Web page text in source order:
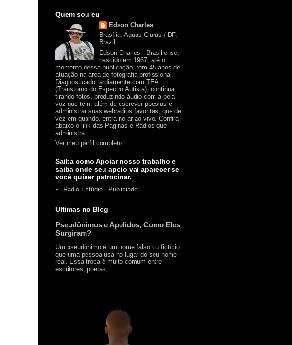
Quem sou eu
Edson Charles
Brasília, Aguas Claras / DF,
Brazil
Edson Charles - Brasiliense,
nascido em 1967; até o
momento dessa publicação, tem 45 anos de
atuação na área de fotografia profissional.
Diagnosticado tardiamente com TEA
(Transtorno do Espectro Autista), continua
tirando fotos, produzindo áudio com a bela
voz que tem, além de escrever poesias e
administrar suas webradios favoritas, que de
vez em quando, entra no ar ao vivo. Confira
abaixo o link das Paginas e Rádios que
administra.
Ver meu perfil completo
Saiba como Apoiar nosso trabalho e
saiba onde seu apoio vai aparecer se
você quiser patrocinar.
Rádio Estúdio - Publiciade
Ultimas no Blog
Pseudônimos e Apelidos, Como Eles
Surgiram?
Um pseudônimo é um nome falso ou fictício
que uma pessoa usa no lugar do seu nome
real. Essa troca é muito comum entre
escritores, poetas, ...